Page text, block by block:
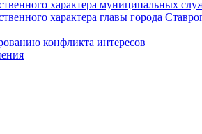
характера муниципальных
характера главы города
конфликта интересов